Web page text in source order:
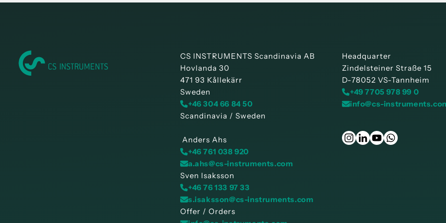
CS INSTRUMENTS Scandinavia AB
Hovlanda 30
471 93 Kållekärr
Sweden
+46 304 66 84 50
Scandinavia / Sweden
Anders Ahs
+46 761 038 920
a.ahs@cs-instruments.com
Sven Isaksson
+46 76 133 97 33
s.isaksson@cs-instruments.com
Offer / Orders
Headquarter
Zindelsteiner Straße 15
D-78052 VS-Tannheim
+49 7705 978 99 0
info@cs-